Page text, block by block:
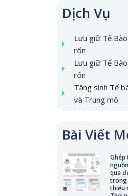
Dịch Vụ
Lưu giữ Tế
rốn
Lưu giữ Tế
rốn
Tăng sinh Tế
và Trung mô
Bài Viết
Ghép
qua
trong
thiếu